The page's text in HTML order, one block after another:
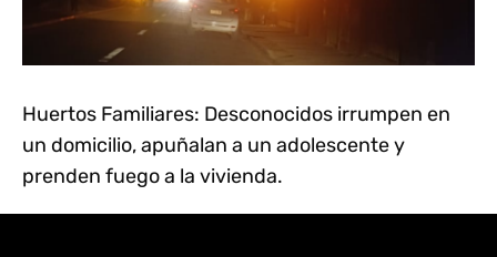
Huertos Familiares: Desconocidos irrumpen en
un domicilio, apuñalan a un adolescente y
prenden fuego a la vivienda.